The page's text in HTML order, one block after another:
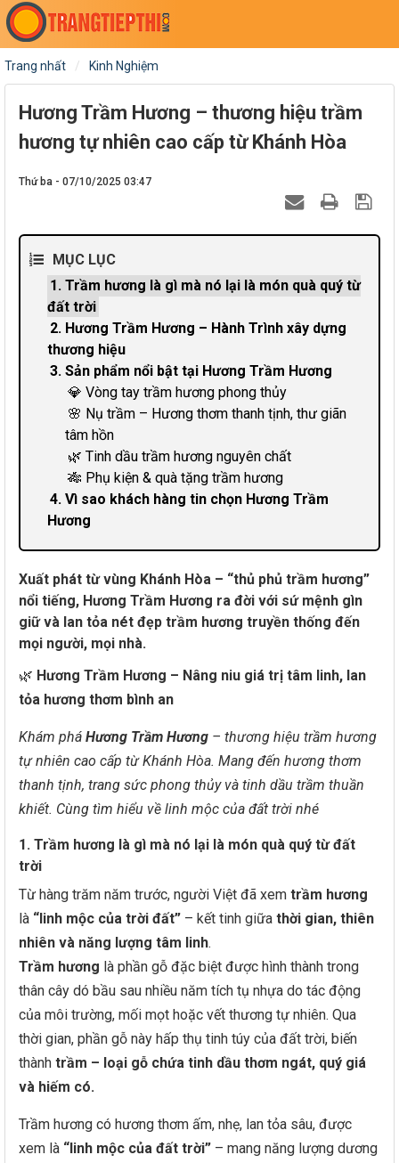
Trang nhất Kinh Nghiệm
Hương Trầm Hương – thương hiệu trầm
hương tự nhiên cao cấp từ Khánh Hòa
Thứ ba - 07/10/2025 03:47
MỤC LỤC
1. Trầm hương là gì mà nó lại là món quà quý từ
đất trời
2. Hương Trầm Hương – Hành Trình xây dựng
thương hiệu
3. Sản phẩm nổi bật tại Hương Trầm Hương
💎 Vòng tay trầm hương phong thủy
🌸 Nụ trầm – Hương thơm thanh tịnh, thư giãn
tâm hồn
🌿 Tinh dầu trầm hương nguyên chất
🎋 Phụ kiện & quà tặng trầm hương
4. Vì sao khách hàng tin chọn Hương Trầm
Hương
Xuất phát từ vùng Khánh Hòa – “thủ phủ trầm hương”
nổi tiếng, Hương Trầm Hương ra đời với sứ mệnh gìn
giữ và lan tỏa nét đẹp trầm hương truyền thống đến
mọi người, mọi nhà.
🌿 Hương Trầm Hương – Nâng niu giá trị tâm linh, lan
tỏa hương thơm bình an
Khám phá Hương Trầm Hương – thương hiệu trầm hương
tự nhiên cao cấp từ Khánh Hòa. Mang đến hương thơm
thanh tịnh, trang sức phong thủy và tinh dầu trầm thuần
khiết. Cùng tìm hiểu về linh mộc của đất trời nhé
1. Trầm hương là gì mà nó lại là món quà quý từ đất
trời
Từ hàng trăm năm trước, người Việt đã xem trầm hương
là “linh mộc của trời đất” – kết tinh giữa thời gian, thiên
nhiên và năng lượng tâm linh.
Trầm hương là phần gỗ đặc biệt được hình thành trong
thân cây dó bầu sau nhiều năm tích tụ nhựa do tác động
của môi trường, mối mọt hoặc vết thương tự nhiên. Qua
thời gian, phần gỗ này hấp thụ tinh túy của đất trời, biến
thành trầm – loại gỗ chứa tinh dầu thơm ngát, quý giá
và hiếm có.
Trầm hương có hương thơm ấm, nhẹ, lan tỏa sâu, được
xem là “linh mộc của đất trời” – mang năng lượng dương